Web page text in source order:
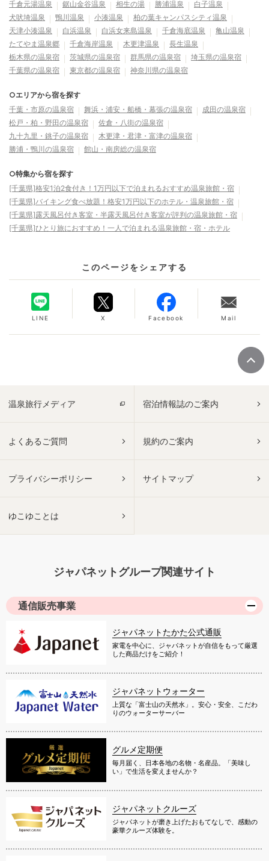
千倉元湯温泉 鋸山金谷温泉 相生の湯 勝浦温泉
白子温泉
犬吠埼温泉
鴨川温泉 小湊温泉
柏の葉キャンパスシティ温泉
天津小湊温泉
白浜温泉 白浜女来島温泉 千倉海底温泉
亀山温泉
たてやま温泉郷
千倉海岸温泉 木更津温泉
長生温泉
栃木県の温泉宿
茨城県の温泉宿 群馬県の温泉宿
埼玉県の温泉宿
千葉県の温泉宿
東京都の温泉宿 神奈川県の温泉宿
○エリアから宿を探す
千葉・市原の温泉宿
舞浜・浦安・船橋・幕張の温泉宿
成田の温泉宿
松戸・柏・野田の温泉宿
佐倉・八街の温泉宿
九十九里・銚子の温泉宿
木更津・君津・富津の温泉宿
勝浦・鴨川の温泉宿
館山・南房総の温泉宿
○特集から宿を探す
[千葉県]格安1泊2食付き！1万円以下で泊まれるおすすめ温泉旅館・宿
[千葉県]バイキング食べ放題！格安1万円以下のホテル・温泉旅館・宿
[千葉県]露天風呂付き客室・半露天風呂付き客室が評判の温泉旅館・宿
[千葉県]ひとり旅におすすめ！一人で泊まれる温泉旅館・宿・ホテル
このページをシェアする
LINE X Facebook Mail
温泉旅行メディア 宿泊情報誌のご案内
よくあるご質問 規約のご案内
プライバシーポリシー サイトマップ
ゆこゆことは
ジャパネットグループ関連サイト
通信販売事業
ジャパネットたかた公式通販
家電を中心に、ジャパネットが自信をもって厳選
した商品だけをご紹介！
ジャパネットウォーター
上質な「富士山の天然水」。安心・安全、こだわ
りのウォーターサーバー
グルメ定期便
毎月届く、日本各地の名物・名産品。「美味し
い」で生活を変えませんか？
ジャパネットクルーズ
ジャパネットが磨き上げたおもてなしで、感動の
豪華クルーズ体験を。